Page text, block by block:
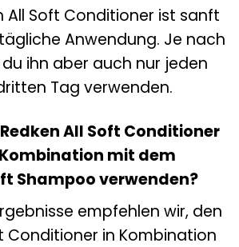
All Soft Conditioner ist sanft
Anwendung. Je nach
ihn aber auch nur jeden
Tag verwenden.
All Soft Conditioner
mit dem
Shampoo verwenden?
empfehlen wir, den
Conditioner in Kombination